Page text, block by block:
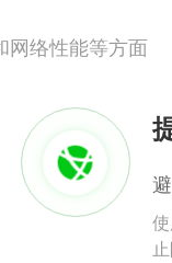
网络性能等方面